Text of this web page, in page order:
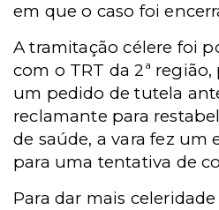
em que o caso foi
A tramitação célere foi
com o TRT da 2ª
um pedido de tutela
reclamante para
de saúde, a vara fez um
para uma tentativa de
Para dar mais